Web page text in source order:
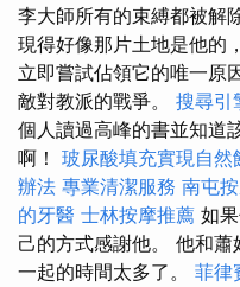
李大師所有的束縛都被解
現得好像那片土地是他的
立即嘗試佔領它的唯一原
敵對教派的戰爭。 搜尋引
個人讀過高峰的書並知道
啊！ 玻尿酸填充實現自然
辦法 專業清潔服務 南屯
的牙醫 士林按摩推薦 如
己的方式感謝他。 他和
一起的時間太多了。 菲律